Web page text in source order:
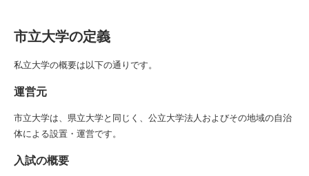
市立大学の定義
私立大学の概要は以下の通りです。
運営元
市立大学は、県立大学と同じく、公立大学法人およびその地域の自治
体による設置・運営です。
入試の概要